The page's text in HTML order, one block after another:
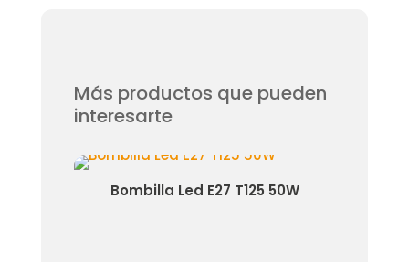
Más productos que pueden
interesarte
Bombilla Led E27 T125 50W